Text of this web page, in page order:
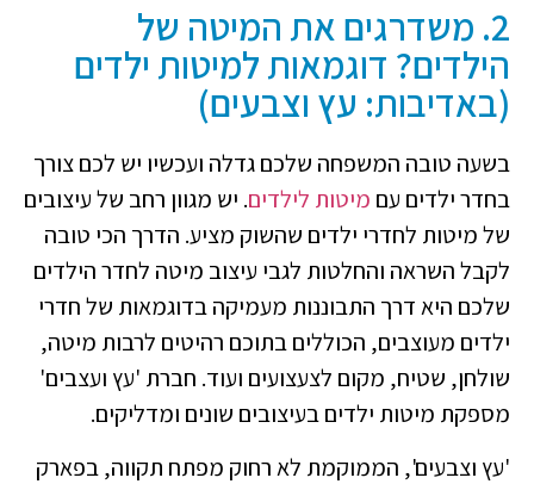
2. משדרגים את המיטה של
הילדים? דוגמאות למיטות ילדים
(באדיבות: עץ וצבעים)
בשעה טובה המשפחה שלכם גדלה ועכשיו יש לכם צורך
בחדר ילדים עם מיטות לילדים. יש מגוון רחב של עיצובים
של מיטות לחדרי ילדים שהשוק מציע. הדרך הכי טובה
לקבל השראה והחלטות לגבי עיצוב מיטה לחדר הילדים
שלכם היא דרך התבוננות מעמיקה בדוגמאות של חדרי
ילדים מעוצבים, הכוללים בתוכם רהיטים לרבות מיטה,
שולחן, שטיח, מקום לצעצועים ועוד. חברת 'עץ ועצבים'
מספקת מיטות ילדים בעיצובים שונים ומדליקים.
'עץ וצבעים', הממוקמת לא רחוק מפתח תקווה, בפארק